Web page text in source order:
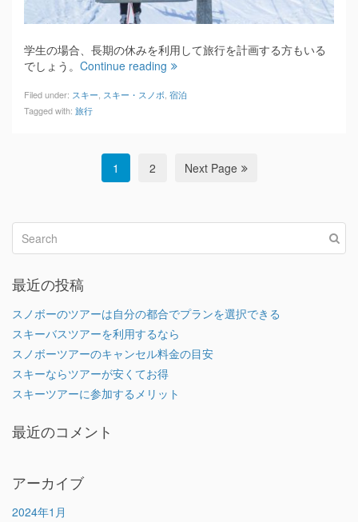
学生の場合、長期の休みを利用して旅行を計画する方もいる
でしょう。 Continue reading
Filed under: スキー スキー・スノボ 宿泊
Tagged with: 旅行
1 2 Next Page
最近の投稿
スノボーのツアーは自分の都合でプランを選択できる
スキーバスツアーを利用するなら
スノボーツアーのキャンセル料金の目安
スキーならツアーが安くてお得
スキーツアーに参加するメリット
最近のコメント
アーカイブ
2024年1月